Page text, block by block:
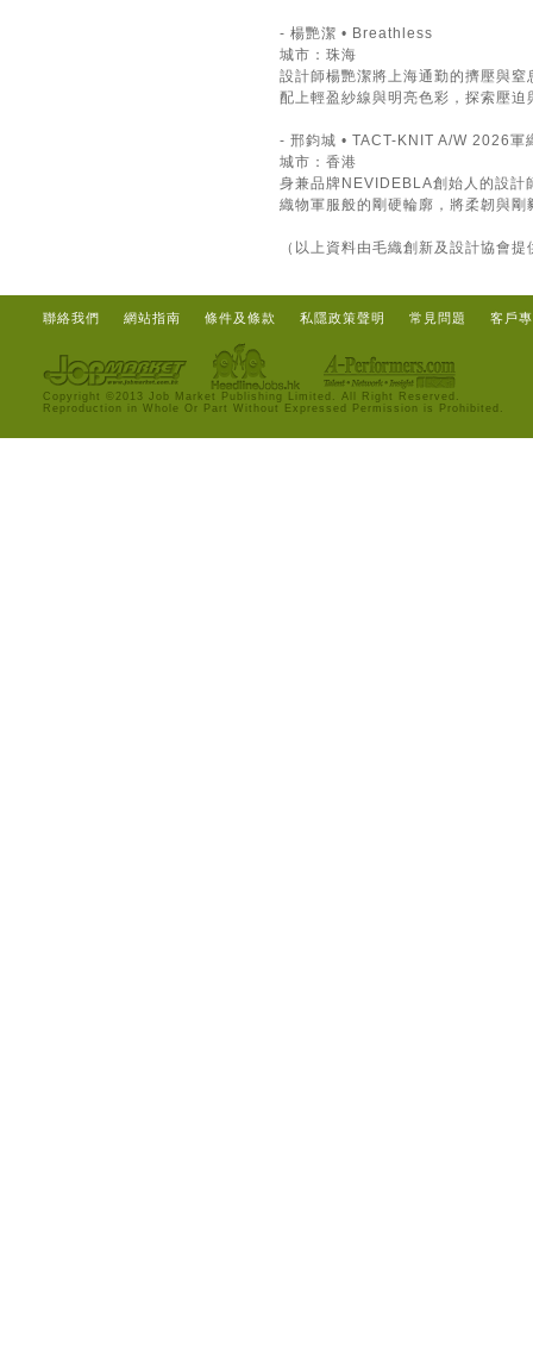
- 楊艷潔 • Breathless
城市：珠海
設計師楊艷潔將上海通勤的擠壓與
配上輕盈紗線與明亮色彩，探索壓迫
- 邢鈞城 • TACT-KNIT A/W 2026軍
城市：香港
身兼品牌NEVIDEBLA創始人的設計
織物軍服般的剛硬輪廓，將柔韌與
（以上資料由毛織創新及設計協會提
聯絡我們 網站指南 條件及條款 私隱政策聲明 常見問題 客戶
Copyright ©2013 Job Market Publishing Limited. All Right Reserved.
Reproduction in Whole Or Part Without Expressed Permission is Prohibited.